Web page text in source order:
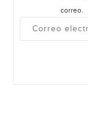
correo.